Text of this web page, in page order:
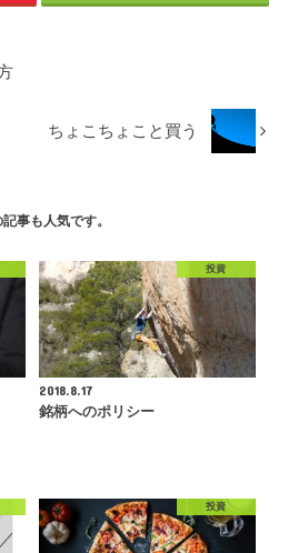
ちょこちょこと買う
事も人気です。
投資
2018.8.17
銘柄へのポリシー
投資